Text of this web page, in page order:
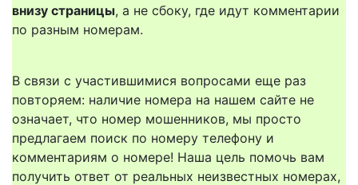
внизу страницы, а не сбоку, где идут комментарии
по разным номерам.
В связи с участившимися вопросами еще раз
повторяем: наличие номера на нашем сайте не
означает, что номер мошенников, мы просто
предлагаем поиск по номеру телефону и
комментариям о номере! Наша цель помочь вам
получить ответ от реальных неизвестных номерах,